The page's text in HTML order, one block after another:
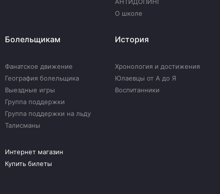
О школе
Болельщикам
Фанатское движение
География болельщика
Выездные игры
Группа поддержки
Группа поддержки на льду
Талисманы
История
Хронология и достижения
Юлаевцы от А до Я
Воспитанники
Интернет магазин
Купить билеты